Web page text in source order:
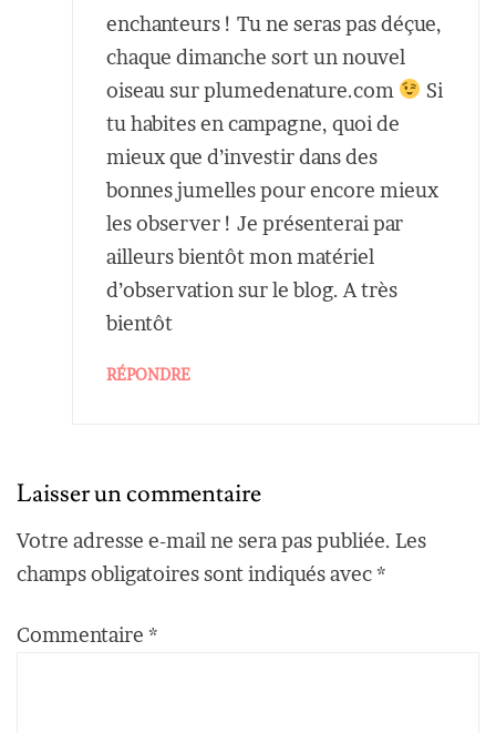
enchanteurs ! Tu ne seras pas déçue,
chaque dimanche sort un nouvel
oiseau sur plumedenature.com
Si
tu habites en campagne, quoi de
mieux que d’investir dans des
bonnes jumelles pour encore mieux
les observer ! Je présenterai par
ailleurs bientôt mon matériel
d’observation sur le blog. A très
bientôt
RÉPONDRE
Laisser un commentaire
Votre adresse e-mail ne sera pas publiée. Les
champs obligatoires sont indiqués avec*
Commentaire *